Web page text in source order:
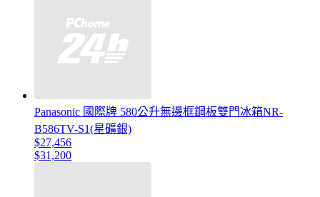
Panasonic 國際牌 580公升無邊框鋼板雙門冰箱NR-
B586TV-S1(星礦銀)
$27,456
$31,200